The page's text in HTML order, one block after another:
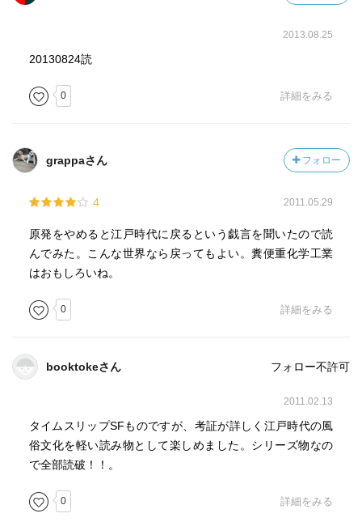
2013.08.25
20130824読
0 詳細をみる
grappaさん フォロー
4 2011.05.29
原発をやめると江戸時代に戻るという戯言を聞いたので読
んでみた。こんな世界なら戻ってもよい。糞便重化学工業
はおもしろいね。
0 詳細をみる
booktokeさん フォロー不許可
2011.02.13
タイムスリップSFものですが、考証が詳しく江戸時代の風
俗文化を軽い読み物として楽しめました。シリーズ物なの
で全部読破！！。
0 詳細をみる